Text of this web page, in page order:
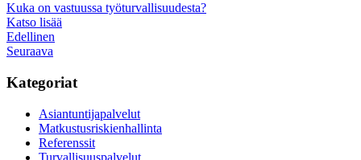
Kuka on vastuussa työturvallisuudesta?
Katso lisää
Edellinen
Seuraava
Kategoriat
Asiantuntijapalvelut
Matkustusriskienhallinta
Referenssit
Turvallisuuspalvelut